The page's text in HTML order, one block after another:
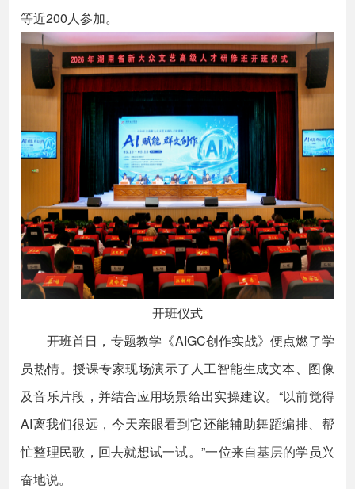
等近200人参加。
开班仪式
开班首日，专题教学《AIGC创作实战》便点燃了学
员热情。授课专家现场演示了人工智能生成文本、图像
及音乐片段，并结合应用场景给出实操建议。“以前觉得
AI离我们很远，今天亲眼看到它还能辅助舞蹈编排、帮
忙整理民歌，回去就想试一试。”一位来自基层的学员兴
奋地说。